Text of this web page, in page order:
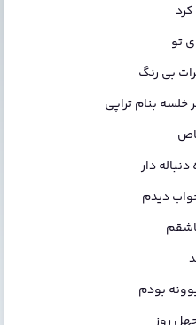
تو
بی رنگ
بنام تراپی
دار
دیدم
بودم
روز